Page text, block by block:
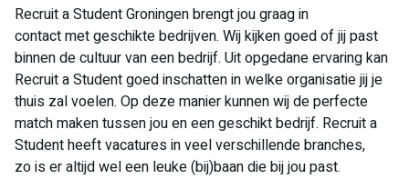
Recruit a Student Groningen brengt jou graag in
contact met geschikte bedrijven. Wij kijken goed of jij past
binnen de cultuur van een bedrijf. Uit opgedane ervaring kan
Recruit a Student goed inschatten in welke organisatie jij je
thuis zal voelen. Op deze manier kunnen wij de perfecte
match maken tussen jou en een geschikt bedrijf. Recruit a
Student heeft vacatures in veel verschillende branches,
zo is er altijd wel een leuke (bij)baan die bij jou past.